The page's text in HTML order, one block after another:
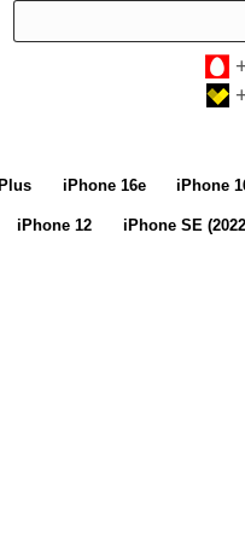
iPhone 16e iPhone
iPhone 12 iPhone SE